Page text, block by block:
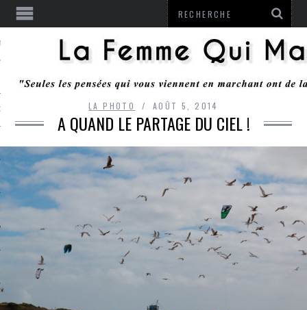
RESTER LA PHOTO AOÛT 5, 2014
A QUAND LE PARTAGE DU CIEL !